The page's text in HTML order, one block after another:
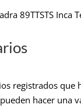
89TTSTS Inca
registrados que
hacer una